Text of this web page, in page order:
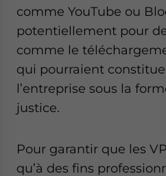
comme YouTube ou
potentiellement pour
comme le
qui pourraient
l’entreprise sous la
justice.
Pour garantir que les
qu’à des fins